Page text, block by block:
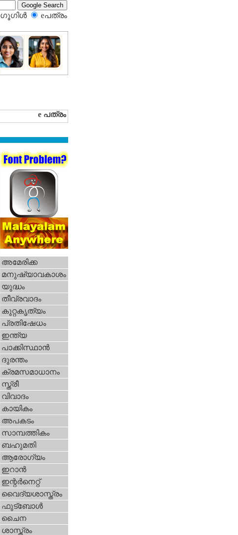
ഗൂഗിള്‍ eപത്രം‍
അമേരിക്ക
മനുഷ്യാവകാശം
യുദ്ധം
തീവ്രവാദം
കുറ്റകൃത്യം
പ്രതിഷേധം
ഇന്ത്യ
പാക്കിസ്ഥാന്‍
ദുരന്തം
ക്രമസമാധാനം
സ്ത്രീ
വിവാദം
കായികം
അപകടം
സാമ്പത്തികം
ബഹുമതി
ആരോഗ്യം
ഇറാന്‍
ഇന്റര്‍നെറ്റ്‌
വൈദ്യശാസ്ത്രം
ഫുട്ബോള്‍
ചൈന
ശാസ്ത്രം